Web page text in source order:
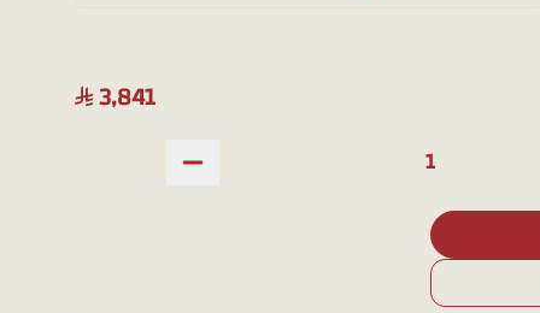
قبل الشراء يمكنك طلب صور إضافية عبر
3,841